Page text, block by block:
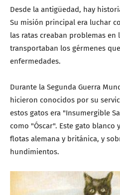
Desde la antigüedad, hay
Su misión principal era luchar
las ratas creaban problemas
transportaban los gérmenes
enfermedades.
Durante la Segunda Guerra
hicieron conocidos por su
estos gatos era "Insumergible
como "Óscar". Este gato
flotas alemana y británica, y
hundimientos.